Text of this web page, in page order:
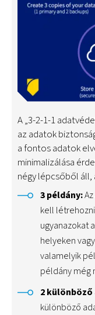
A „3-2-1-1
az adatok
a fontos adatok
minimalizálása
négy lépcsőből áll,
3 példány:
kell
ugyanazokat
helyeken
valamelyik
példány még
2
különböző